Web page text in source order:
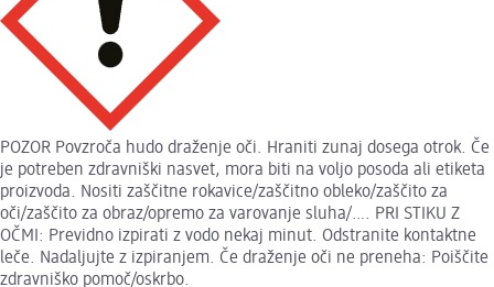
POZOR Povzroča hudo draženje oči. Hraniti zunaj dosega otrok. Če
je potreben zdravniški nasvet, mora biti na voljo posoda ali etiketa
proizvoda. Nositi zaščitne rokavice/zaščitno obleko/zaščito za
oči/zaščito za obraz/opremo za varovanje sluha/…. PRI STIKU Z
OČMI: Previdno izpirati z vodo nekaj minut. Odstranite kontaktne
leče. Nadaljujte z izpiranjem. Če draženje oči ne preneha: Poiščite
zdravniško pomoč/oskrbo.